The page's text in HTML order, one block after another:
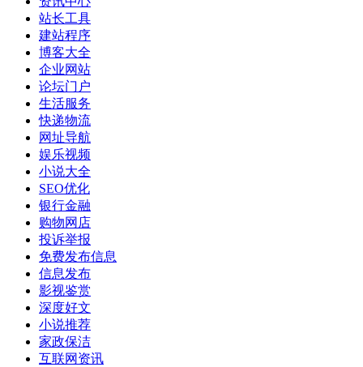
站长工具
建站程序
博客大全
企业网站
论坛门户
生活服务
快递物流
网址导航
娱乐视频
小说大全
SEO优化
银行金融
购物网店
投诉举报
免费发布信息
信息发布
影视鉴赏
深度好文
小说推荐
家政保洁
互联网资讯